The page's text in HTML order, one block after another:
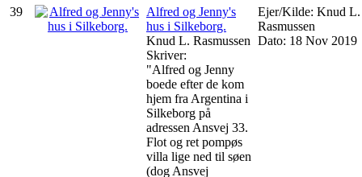
39
Alfred og Jenny's
hus i Silkeborg.
Knud L. Rasmussen
Skriver:
"Alfred og Jenny
boede efter de kom
hjem fra Argentina i
Silkeborg på
adressen Ansvej 33.
Flot og ret pompøs
villa lige ned til søen
(dog Ansvej
Ejer/Kilde: Knud L.
Rasmussen
Dato: 18 Nov 2019